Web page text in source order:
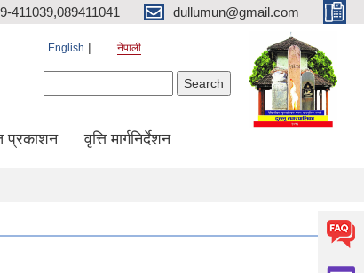
411039,089411041 dullumun@gmail.com
English नेपाली
प्रकाशन वृत्ति मार्गनिर्देशन